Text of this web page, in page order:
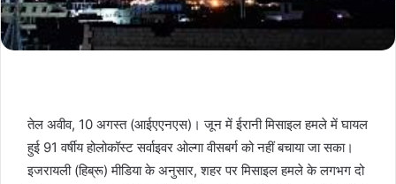
तेल अवीव, 10 अगस्त (आईएएनएस)। जून में ईरानी मिसाइल हमले में घायल
हुई 91 वर्षीय होलोकॉस्ट सर्वाइवर ओल्गा वीसबर्ग को नहीं बचाया जा सका।
इजरायली (हिब्रू) मीडिया के अनुसार, शहर पर मिसाइल हमले के लगभग दो